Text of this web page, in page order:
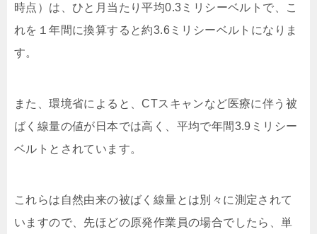
時点）は、ひと月当たり平均0.3ミリシーベルトで、こ
れを１年間に換算すると約3.6ミリシーベルトになりま
す。
また、環境省によると、CTスキャンなど医療に伴う被
ばく線量の値が日本では高く、平均で年間3.9ミリシー
ベルトとされています。
これらは自然由来の被ばく線量とは別々に測定されて
いますので、先ほどの原発作業員の場合でしたら、単